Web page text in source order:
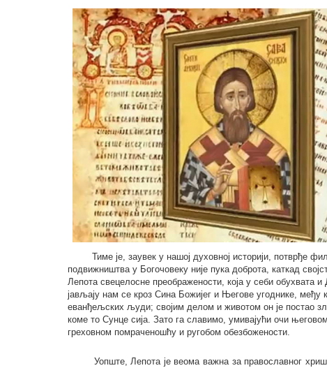
Тиме је, заувек у нашој духовној историји, потврђе
подвижништва у Богочовеку није пука доброта, каткад
Лепота свецелосне преображености, која у себи обухвата
јављају нам се кроз Сина Божијег и Његове угоднике, међу
еванђељских људи; својим делом и животом он је постао
коме то Сунце сија. Зато га славимо, умивајући очи
греховном помраченошћу и ругобом обезбожености.
Уопште, Лепота је веома важна за православног